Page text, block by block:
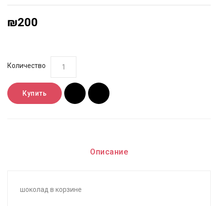
₪200
Количество
Купить
Описание
шоколад в корзине